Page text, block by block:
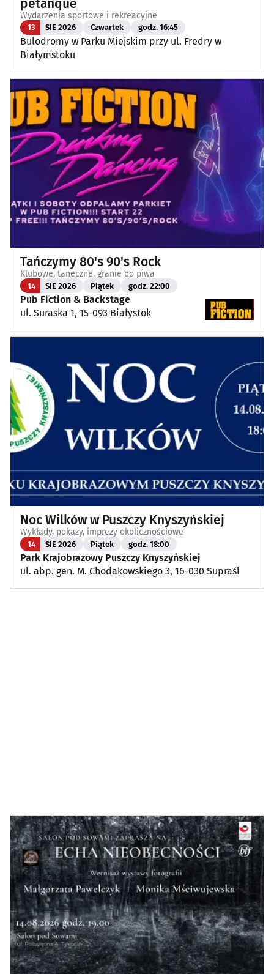
petanque
Wydarzenia sportowe i rekreacyjne
13 SIE 2026 Czwartek godz. 16:45
Bulodromy w Parku Miejskim przy ul. Fredry w
Białymstoku
Tańczymy 80's 90's Rock
Klubowe, taneczne, granie do piwa
14 SIE 2026 Piątek godz. 22:00
Pub Fiction & Backstage
ul. Suraska 1, 15-093 Białystok
Noc Wilków w Puszczy Knyszyńskiej
Wykłady, pokazy, imprezy okolicznościowe
14 SIE 2026 Piątek godz. 18:00
Park Krajobrazowy Puszczy Knyszyńskiej
ul. abp. gen. M. Chodakowskiego 3, 16-030 Supraśl